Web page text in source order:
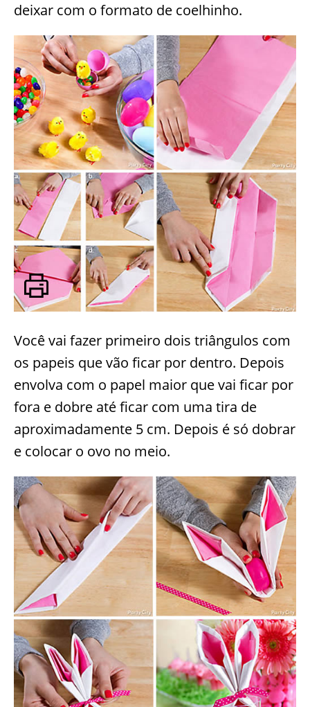
deixar com o formato de coelhinho.
Você vai fazer primeiro dois triângulos com
os papeis que vão ficar por dentro. Depois
envolva com o papel maior que vai ficar por
fora e dobre até ficar com uma tira de
aproximadamente 5 cm. Depois é só dobrar
e colocar o ovo no meio.